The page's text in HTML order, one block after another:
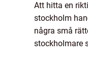
Att hitta en
stockholm
några små
stockholmare